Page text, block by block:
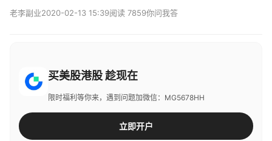
老李副业2020-02-13 15:39阅读 7859你问我答
买美股港股 趁现在
限时福利等你来，遇到问题加微信：MG5678HH
立即开户